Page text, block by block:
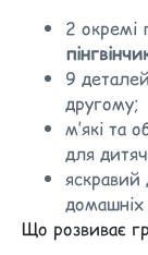
2 окремі
9
другому;
м’які та
для
Що розвиває